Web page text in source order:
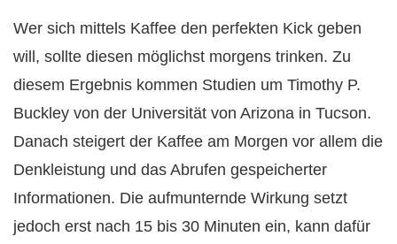
Wer sich mittels Kaffee den perfekten Kick geben
will, sollte diesen möglichst morgens trinken. Zu
diesem Ergebnis kommen Studien um Timothy P.
Buckley von der Universität von Arizona in Tucson.
Danach steigert der Kaffee am Morgen vor allem die
Denkleistung und das Abrufen gespeicherter
Informationen. Die aufmunternde Wirkung setzt
jedoch erst nach 15 bis 30 Minuten ein, kann dafür